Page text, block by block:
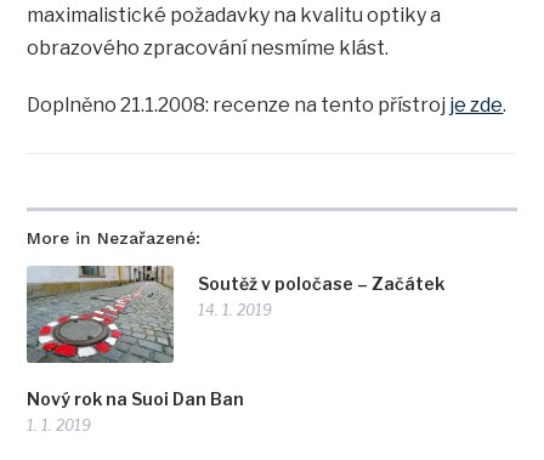
More in Nezařazené:
Soutěž v poločase – Začátek
14. 1. 2019
Nový rok na Suoi Dan Ban
1. 1. 2019
maximalistické požadavky na kvalitu optiky a
obrazového zpracování nesmíme klást.
Doplněno 21.1.2008: recenze na tento přístroj je zde.